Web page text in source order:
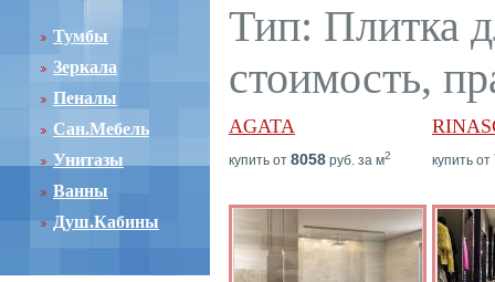
Тумбы
Зеркала
Пеналы
Сан.Мебель
Унитазы
Ванны
Душ.Кабины
Тип: Плитка
стоимость,
AGATA
купить от 8058 руб. за м2 купить от